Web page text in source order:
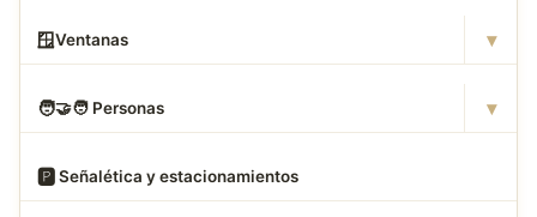
🪟Ventanas ▾
🧑‍🤝‍🧑 Personas ▾
🅿️ Señalética y estacionamientos